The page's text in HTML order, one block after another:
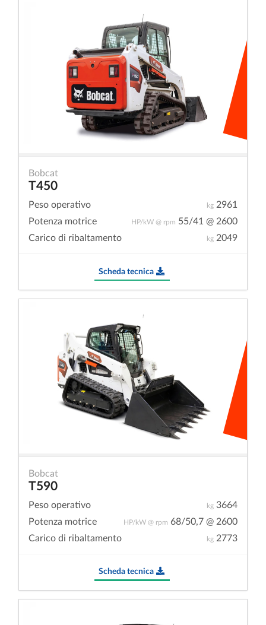
Bobcat
T450
kg 2961
Peso operativo
HP/kW @ rpm 55/41 @ 2600
Potenza motrice
kg 2049
Carico di ribaltamento
Scheda tecnica
Bobcat
T590
kg 3664
Peso operativo
HP/kW @ rpm 68/50,7 @ 2600
Potenza motrice
kg 2773
Carico di ribaltamento
Scheda tecnica